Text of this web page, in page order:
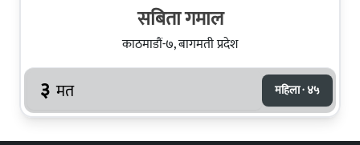
सबिता गमाल
काठमाडौं-७, बागमती प्रदेश
३ मत महिला · ४५